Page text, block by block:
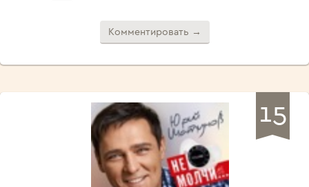
Комментировать →
15